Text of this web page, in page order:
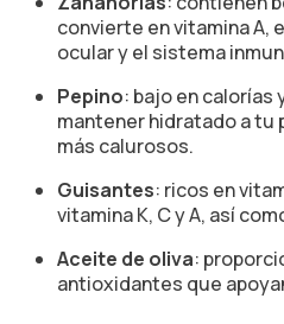
convierte en vitamina A,
ocular y el sistema
Pepino: bajo en calorías
mantener hidratado a tu
más calurosos.
Guisantes: ricos en
vitamina K, C y A, así
Aceite de oliva:
antioxidantes que